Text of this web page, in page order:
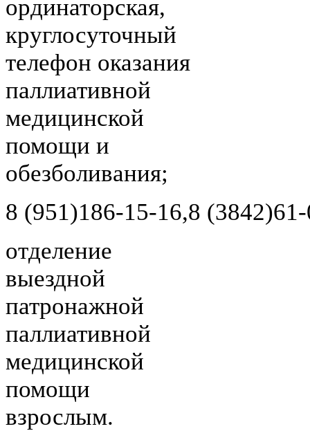
ординаторская,
круглосуточный
телефон оказания
паллиативной
медицинской
помощи и
обезболивания;
8 (951)186-15-16,8 (3842)
отделение
выездной
патронажной
паллиативной
медицинской
помощи
взрослым.